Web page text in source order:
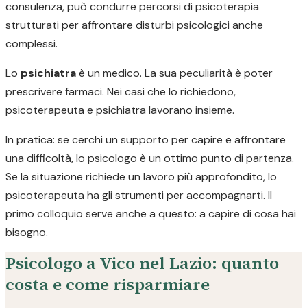
consulenza, può condurre percorsi di psicoterapia
strutturati per affrontare disturbi psicologici anche
complessi.
Lo psichiatraè un medico. La sua peculiarità è poter
prescrivere farmaci. Nei casi che lo richiedono,
psicoterapeuta e psichiatra lavorano insieme.
In pratica: se cerchi un supporto per capire e affrontare
una difficoltà, lo psicologo è un ottimo punto di partenza.
Se la situazione richiede un lavoro più approfondito, lo
psicoterapeuta ha gli strumenti per accompagnarti. Il
primo colloquio serve anche a questo: a capire di cosa hai
bisogno.
Psicologo a Vico nel Lazio: quanto
costa e come risparmiare